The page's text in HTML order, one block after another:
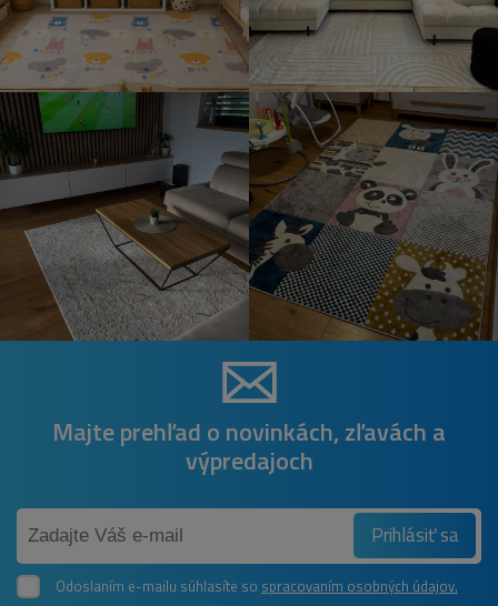
Majte prehľad o novinkách, zľavách a
výpredajoch
Prihlásiť sa
Odoslaním e-mailu súhlasíte so spracovaním osobných údajov.